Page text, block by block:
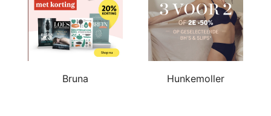
Bruna Hunkemoller